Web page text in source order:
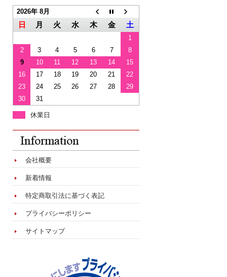
2026年 8月
日 月 火 水 木 金 土
1
2
3 4 5 6 7
8
9
10 11 12 13 14
15
16
17 18 19 20 21
22
23
24 25 26 27 28
29
30
31
休業日
会社概要
新着情報
特定商取引法に基づく表記
プライバシーポリシー
サイトマップ